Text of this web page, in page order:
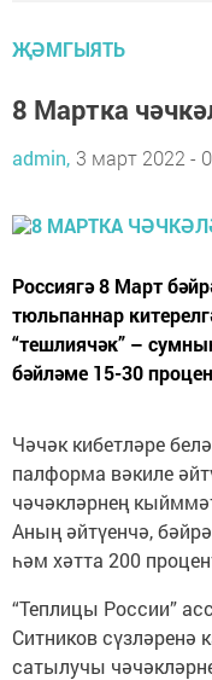
ҖӘМГЫЯТЬ
8 Мартка
admin, 3 март 2022 -
Россиягә 8 Март
тюльпаннар
“тешлиячәк” –
бәйләме 15-30
Чәчәк кибетләре
палформа вәкиле
чәчәкләрнең
Аның әйтүенчә,
һәм хәтта 200
“Теплицы России”
Ситников сүзләренә
сатылучы